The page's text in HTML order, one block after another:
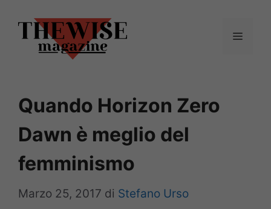
contenuto
Menu
Quando Horizon Zero
Dawn è meglio del
femminismo
Marzo 25, 2017 di Stefano Urso